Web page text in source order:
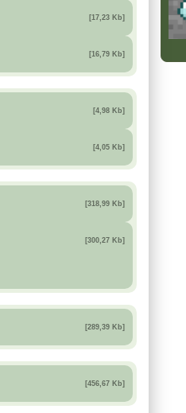
[17,23 Kb]
[16,79 Kb]
[4,98 Kb]
[4,05 Kb]
[318,99 Kb]
[300,27 Kb]
[289,39 Kb]
[456,67 Kb]